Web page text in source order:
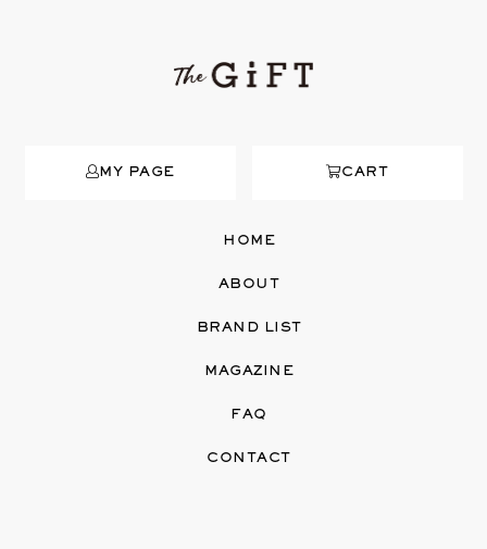
MY PAGE CART
HOME
ABOUT
BRAND LIST
MAGAZINE
FAQ
CONTACT